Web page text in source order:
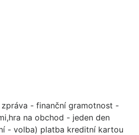
- finanční gramotnost -
na obchod - jeden den
- volba) platba kreditní kartou